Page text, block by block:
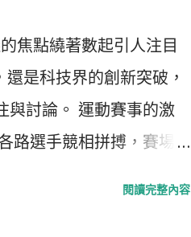
焦點繞著數起引人注目
是科技界的創新突破，
與討論。 運動賽事的激
路選手競相拼搏，賽場
閱讀完整內容